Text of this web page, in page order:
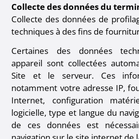
Collecte des données du
Collecte des données de
techniques à des fins de
Certaines des données
appareil sont collectées
Site et le serveur. Ces
notamment votre adresse IP,
Internet, configuration
logicielle, type et langue du
de ces données est